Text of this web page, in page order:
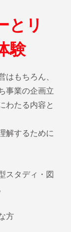
とリ
験
もちろん、
事業の企画立
わたる内容と
解するために
スタディ・図
方